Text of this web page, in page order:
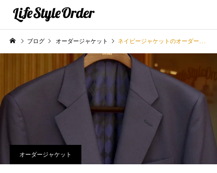
ブログ オーダージャケット ネイビージャケットのオーダーメイド｜製作事例のご紹介
オーダージャケット